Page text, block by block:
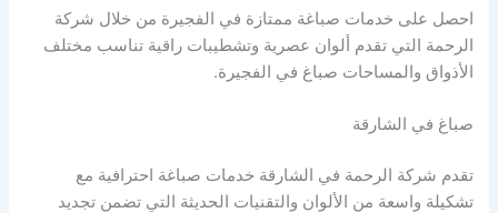
احصل على خدمات صباغة ممتازة في الفجيرة من خلال شركة
الرحمة التي تقدم ألوان عصرية وتشطيبات راقية تناسب مختلف
الأذواق والمساحات صباغ في الفجيرة.
صباغ في الشارقة
تقدم شركة الرحمة في الشارقة خدمات صباغة احترافية مع
تشكيلة واسعة من الألوان والتقنيات الحديثة التي تضمن تجديد